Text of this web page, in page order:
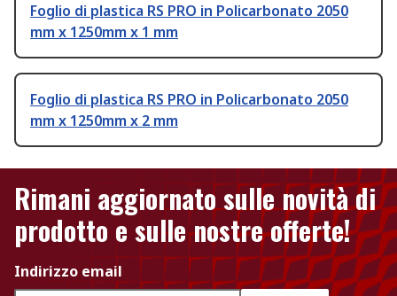
Foglio di plastica RS PRO in Policarbonato 2050
mm x 1250mm x 1 mm
Foglio di plastica RS PRO in Policarbonato 2050
mm x 1250mm x 2 mm
Rimani aggiornato sulle novità di
prodotto e sulle nostre offerte!
Indirizzo email